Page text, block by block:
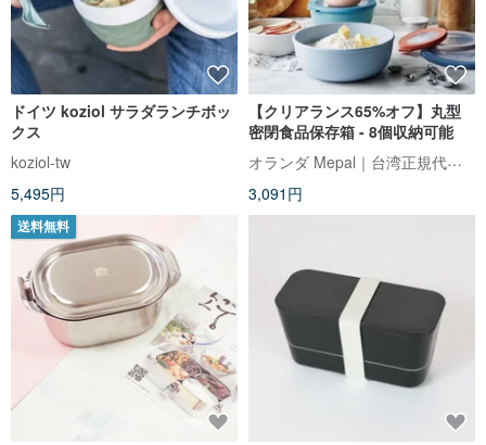
ドイツ koziol サラダランチボッ
クス
koziol-tw
5,495円
【クリアランス65%オフ】丸型
密閉食品保存箱 - 8個収納可能
オランダ Mepal｜台湾正規代理店
3,091円
送料無料